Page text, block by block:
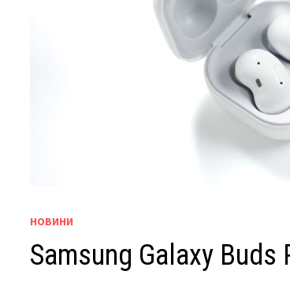
НОВИНИ
Samsung Galaxy Buds